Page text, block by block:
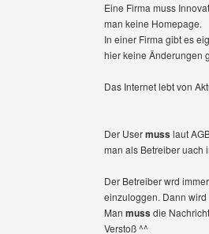
Eine Firma muss
man keine Homepage.
In einer Firma gibt es
hier keine Änderungen
Das Internet lebt von
Der Usermusslaut
man als Betreiber uach
Der Betreiber wrd
einzuloggen. Dann
Man mussdie
Verstoß ^^